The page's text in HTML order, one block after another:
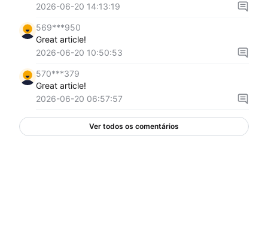
2026-06-20 14:13:19
569***950
Great article!
2026-06-20 10:50:53
570***379
Great article!
2026-06-20 06:57:57
Ver todos os comentários